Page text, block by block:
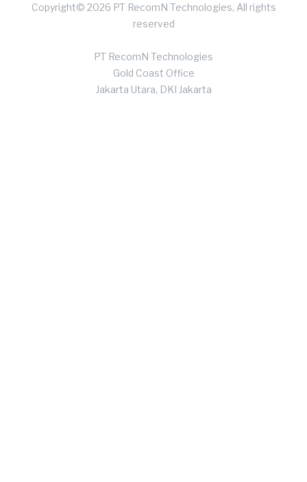
Copyright© 2026 PT RecomN Technologies, All rights
reserved
PT RecomN Technologies
Gold Coast Office
Jakarta Utara, DKI Jakarta